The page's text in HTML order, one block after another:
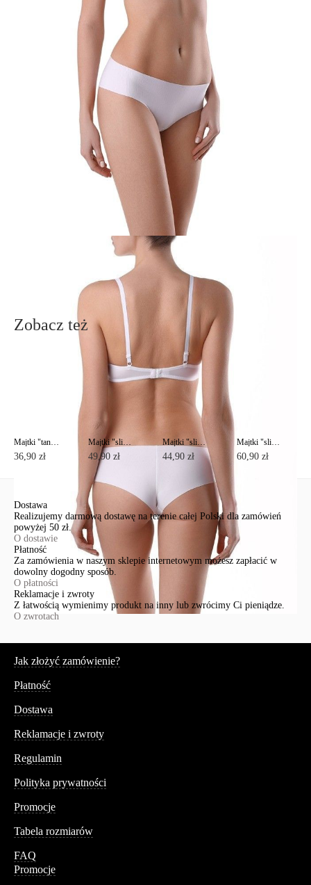
Biustonosz WEEKEND wykonany z elastycznej tkaniny w paski z
wykorzystaniem ażurowej taśmy i eleganckiej zawieszki jako dekoracji.
- tłoczona miseczka push-up, z zakładką, z fiszbinami;
- dekoracyjna taśma po linii dekoltu,
- dekoracja na mostku.
1009010340350015
poliamid 62%; poliester 27%; elastan 11%
Udostępnij produkt
Podmiot odpowiedzialny
EuroTrade Tex Sp z o.o.
91-341, Łódź, Polska
Ten produkt nie ma pytań Możesz zadać pytanie, klikając przycisk
Zobacz też
Majtki "tanga" WEEKEND RP0007
36,90 zł
Majtki "slipy" DAY BY DAY RP0001
49,90 zł
Majtki "slipy" DAY BY DAY RP0002
44,90 zł
Majtki "slipy" RENDEZVOUS RP2012
60,90 zł
Dostawa
Realizujemy darmową dostawę na terenie całej Polski dla zamówień
powyżej 50 zł.
O dostawie
Płatność
Za zamówienia w naszym sklepie internetowym możesz zapłacić w
dowolny dogodny sposób.
O płatności
Reklamacje i zwroty
Z łatwością wymienimy produkt na inny lub zwrócimy Ci pieniądze.
O zwrotach
Jak złożyć zamówienie?
Płatność
Dostawa
Reklamacje i zwroty
Regulamin
Polityka prywatności
Promocje
Tabela rozmiarów
FAQ
Promocje